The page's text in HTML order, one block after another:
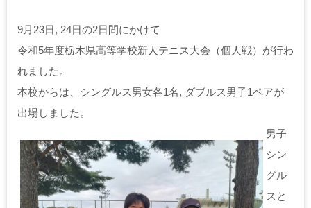
9月23日, 24日の2日間にかけて
令和5年度栃木県高等学校新人テニス大会（個人戦）が行わ
れました。
本校からは、シングルス男女各1名, ダブルス男子1ペアが
出場しました。
男子
シン
グル
スと